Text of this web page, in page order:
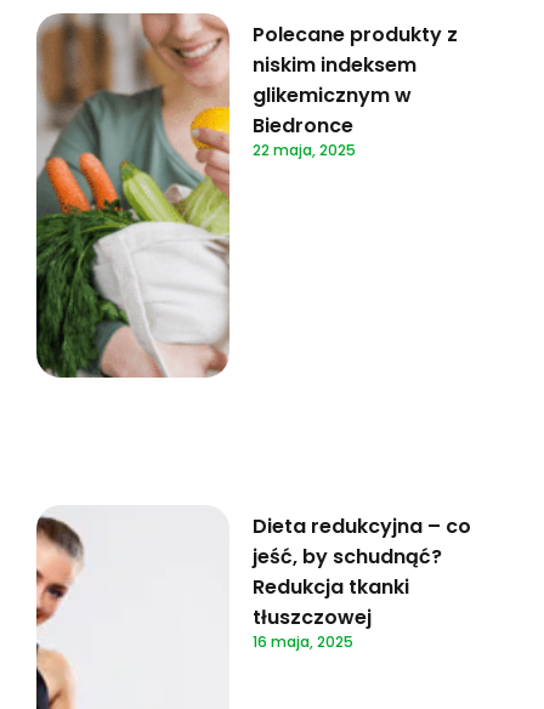
Polecane produkty z
niskim indeksem
glikemicznym w
Biedronce
22 maja, 2025
Dieta redukcyjna – co
jeść, by schudnąć?
Redukcja tkanki
tłuszczowej
16 maja, 2025